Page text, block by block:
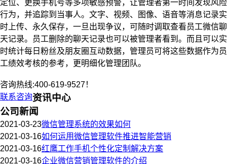
定位、更换手机号等多项敏感预警，让管理者第一时间发现风险
行为，并追踪到当事人。文字、视频、图像、语音等消息记录实
时上传、永久保存，一旦出现争议，可随时调取查看员工微信聊
天记录。员工删除的聊天记录也可以被管理者看到。而且可以实
时统计每日粉丝及朋友圈互动数据，管理员可将这些数据作为员
工绩效考核的参考，更明细化管理团队。
咨询热线:400-619-9527！
联系咨询资讯中心
公司新闻
2021-03-23微信管理系统的效果如何
2021-03-16如何运用微信管理软件推进智能营销
2021-03-16红鹰工作手机个性化定制解决方案
2021-03-16企业微信营销管理软件的介绍